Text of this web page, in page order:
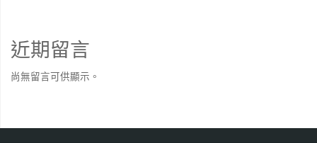
近期留言
尚無留言可供顯示。